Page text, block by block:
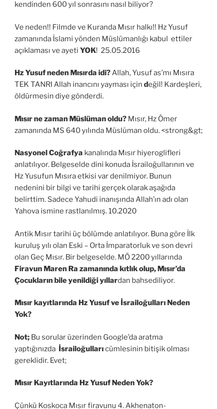
kendinden 600 yıl sonrasını nasıl biliyor?
Ve neden!! Filmde ve Kuranda Mısır halkı!! Hz Yusuf
zamanında İslami yönden Müslümanlığı kabul ettiler
açıklaması ve ayeti YOK! 25.05.2016
Hz Yusuf neden Mısırda idi?Allah, Yusuf as’mı Mısıra
TEK TANRI Allah inancını yayması için değil! Kardeşleri,
öldürmesin diye gönderdi.
Mısır ne zaman Müslüman oldu? Mısır, Hz Ömer
zamanında MS 640 yılında Müslüman oldu. <strong&gt;
Nasyonel Coğrafya kanalında Mısır hiyeroglifleri
anlatılıyor. Belgeselde dini konuda İsrailoğullarının ve
Hz Yusufun Mısıra etkisi var denilmiyor. Bunun
nedenini bir bilgi ve tarihi gerçek olarak aşağıda
belirttim. Sadece Yahudi inanışında Allah’ın adı olan
Yahova ismine rastlanılmış. 10.2020
Antik Mısır tarihi üç bölümde anlatılıyor. Buna göre İlk
kuruluş yılı olan Eski – Orta İmparatorluk ve son devri
olan Geç Mısır. Bir belgeselde. MÖ 2200 yıllarında
Firavun Maren Ra zamanında kıtlık olup, Mısır’da
Çocukların bile yenildiği yıllardan bahsediliyor.
Mısır kayıtlarında Hz Yusuf ve İsrailoğulları Neden
Yok?
Not; Bu sorular üzerinden Google’da aratma
yaptığınızda İsrailoğullarıcümlesinin bitişik olması
gereklidir. Evet;
Mısır Kayıtlarında Hz Yusuf Neden Yok?
Çünkü Koskoca Mısır firavunu 4. Akhenaton-